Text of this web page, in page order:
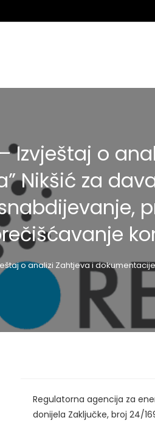
Izvještaj o
Nikšić za
o analizi Zahtjeva i
Regulatorna agencija za
donijela Zaključke, broj 24/